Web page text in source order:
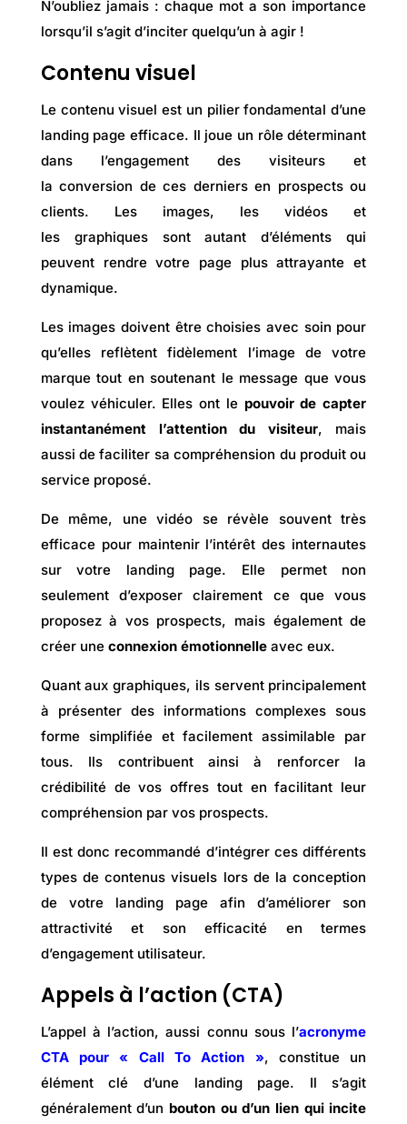
N’oubliez jamais : chaque mot a son importance
lorsqu’il s’agit d’inciter quelqu’un à agir !
Contenu visuel
Le contenu visuel est un pilier fondamental d’une
landing page efficace. Il joue un rôle déterminant
dans l’engagement des visiteurs et
la conversion de ces derniers en prospects ou
clients. Les images, les vidéos et
les graphiques sont autant d’éléments qui
peuvent rendre votre page plus attrayante et
dynamique.
Les images doivent être choisies avec soin pour
qu’elles reflètent fidèlement l’image de votre
marque tout en soutenant le message que vous
voulez véhiculer. Elles ont le pouvoir de capter
instantanément l’attention du visiteur, mais
aussi de faciliter sa compréhension du produit ou
service proposé.
De même, une vidéo se révèle souvent très
efficace pour maintenir l’intérêt des internautes
sur votre landing page. Elle permet non
seulement d’exposer clairement ce que vous
proposez à vos prospects, mais également de
créer une connexion émotionnelle avec eux.
Quant aux graphiques, ils servent principalement
à présenter des informations complexes sous
forme simplifiée et facilement assimilable par
tous. Ils contribuent ainsi à renforcer la
crédibilité de vos offres tout en facilitant leur
compréhension par vos prospects.
Il est donc recommandé d’intégrer ces différents
types de contenus visuels lors de la conception
de votre landing page afin d’améliorer son
attractivité et son efficacité en termes
d’engagement utilisateur.
Appels à l’action (CTA)
L’appel à l’action, aussi connu sous l’acronyme
CTA pour « Call To Action », constitue un
élément clé d’une
landing page. Il s’agit
généralement d’un bouton ou d’un lien qui incite